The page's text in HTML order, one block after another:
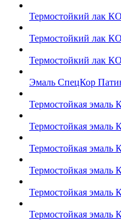
Термостойкий лак
Термостойкий лак
Термостойкий лак
Эмаль СпецКор
Термостойкая эмаль
Термостойкая эмаль
Термостойкая эмаль
Термостойкая эмаль
Термостойкая эмаль
Термостойкая эмаль